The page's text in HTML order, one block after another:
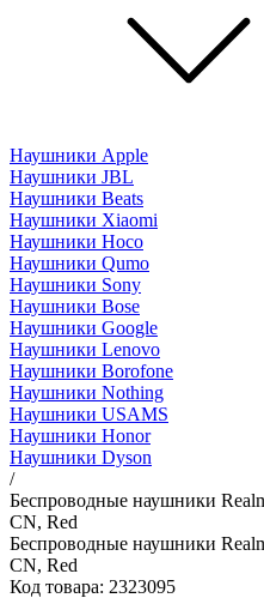
Наушники Apple
Наушники JBL
Наушники Beats
Наушники Xiaomi
Наушники Hoco
Наушники Qumo
Наушники Sony
Наушники Bose
Наушники Google
Наушники Lenovo
Наушники Borofone
Наушники Nothing
Наушники USAMS
Наушники Honor
Наушники Dyson
/
Беспроводные наушники
CN, Red
Беспроводные наушники
CN, Red
Код товара: 2323095